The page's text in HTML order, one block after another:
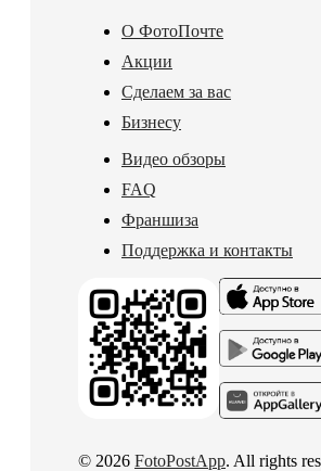
О ФотоПочте
Акции
Сделаем за вас
Бизнесу
Видео обзоры
FAQ
Франшиза
Поддержка и контакты
© 2026 FotoPostApp. All rights